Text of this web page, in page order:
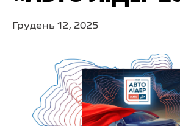
Грудень 12, 2025